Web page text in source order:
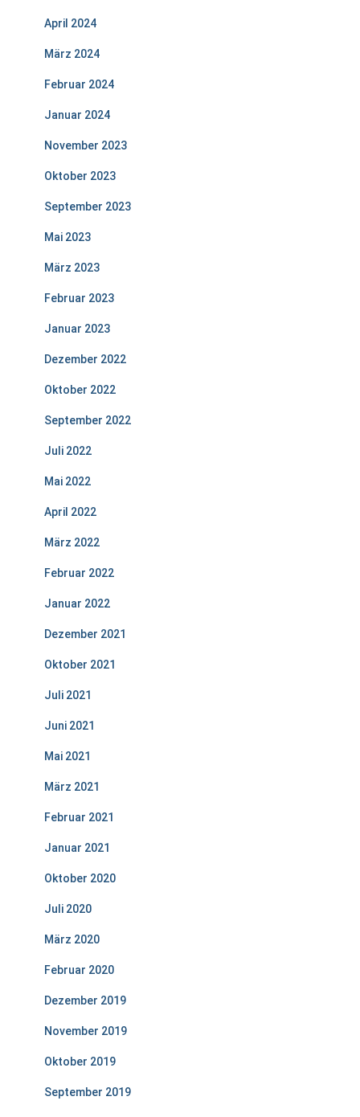
April 2024
März 2024
Februar 2024
Januar 2024
November 2023
Oktober 2023
September 2023
Mai 2023
März 2023
Februar 2023
Januar 2023
Dezember 2022
Oktober 2022
September 2022
Juli 2022
Mai 2022
April 2022
März 2022
Februar 2022
Januar 2022
Dezember 2021
Oktober 2021
Juli 2021
Juni 2021
Mai 2021
März 2021
Februar 2021
Januar 2021
Oktober 2020
Juli 2020
März 2020
Februar 2020
Dezember 2019
November 2019
Oktober 2019
September 2019